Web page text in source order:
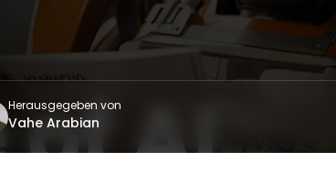
Herausgegeben von
Vahe Arabian